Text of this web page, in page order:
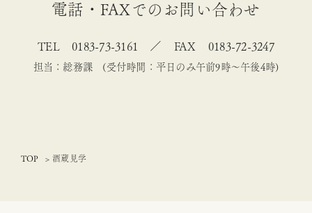
電話・FAXでのお問い合わせ
TEL 0183-73-3161 ／ FAX 0183-72-3247
担当：総務課 (受付時間：平日のみ午前9時～午後4時)
TOP 酒蔵見学